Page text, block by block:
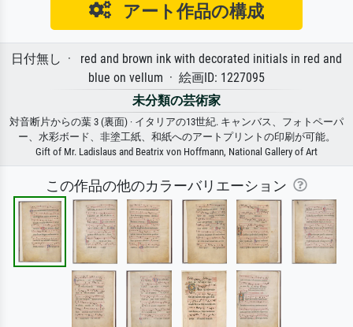
アート作品の構成
日付無し · red and brown ink with decorated initials in red and
blue on vellum · 絵画ID: 1227095
未分類の芸術家
対音断片からの葉 3 (裏面) · イタリアの13世紀. キャンバス、フォトペーパ
ー、水彩ボード、非塗工紙、和紙へのアートプリントの印刷が可能。
Gift of Mr. Ladislaus and Beatrix von Hoffmann, National Gallery of Art
この作品の他のカラーバリエーション